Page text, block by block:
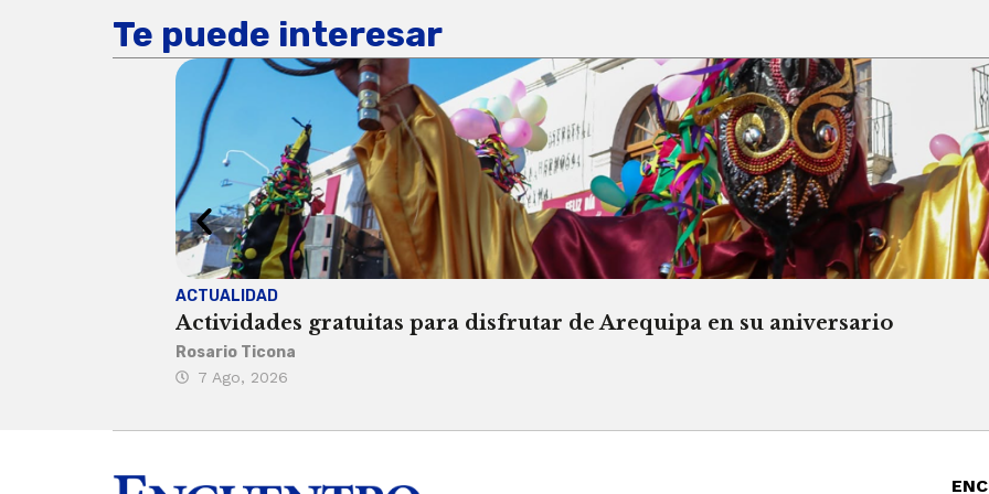
Te puede interesar
ACTUALIDAD
Actividades gratuitas para disfrutar de Arequipa en su aniversario
Rosario Ticona
7 Ago, 2026